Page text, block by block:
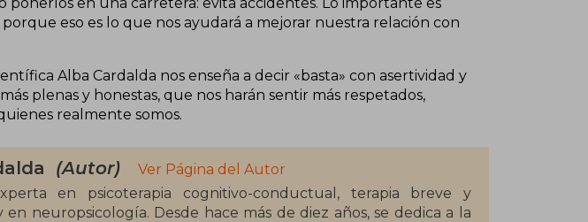
eso es lo que nos ayudará a mejorar nuestra relación con
Alba Cardalda nos enseña a decir «basta» con asertividad y
plenas y honestas, que nos harán sentir más respetados,
realmente somos.
(Autor)
Ver Página del Autor
en psicoterapia cognitivo-conductual, terapia breve y
en neuropsicología. Desde hace más de diez años, se dedica a la